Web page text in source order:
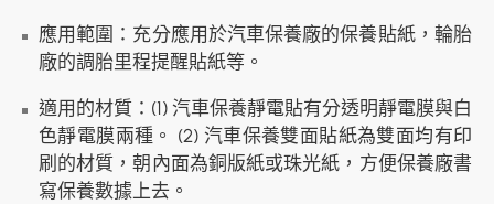
應用範圍：充分應用於汽車保養廠的保養貼紙，輪胎
廠的調胎里程提醒貼紙等。
適用的材質：(1) 汽車保養靜電貼有分透明靜電膜與白
色靜電膜兩種。 (2) 汽車保養雙面貼紙為雙面均有印
刷的材質，朝內面為銅版紙或珠光紙 ，方便保養廠書
寫保養數據上去。